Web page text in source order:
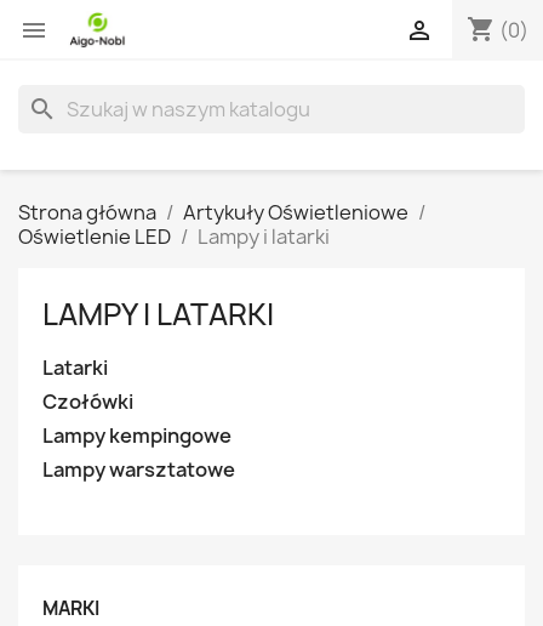
 shopping_cart (0)

search
Strona główna
Artykuły Oświetleniowe
Oświetlenie LED
Lampy i latarki
LAMPY I LATARKI
Latarki
Czołówki
Lampy kempingowe
Lampy warsztatowe
MARKI